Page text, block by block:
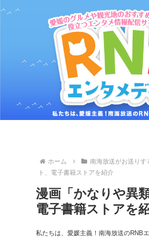
ホーム 南海放送がお送りす
ト、電子書籍ストアを紹介
漫画「かなりや異
電子書籍ストアを
私たちは、愛媛主義！南海放送のRNB